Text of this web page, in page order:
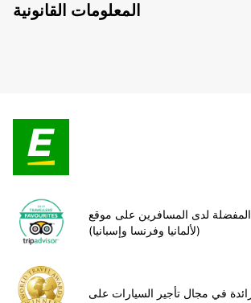
المعلومات القانونية
المفضلة لدى المسافرين على موقع TripAdvisor
(لألمانيا وفرنسا وإسبانيا)
في مجال تأجير السيارات على